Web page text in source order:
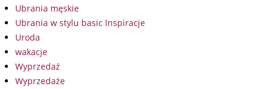
Ubrania męskie
Ubrania w stylu basic Inspiracje
Uroda
wakacje
Wyprzedaż
Wyprzedaże